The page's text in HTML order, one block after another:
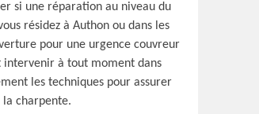
si une réparation au niveau du
résidez à Authon ou dans les
pour une urgence couvreur
à tout moment dans
les techniques pour assurer
la charpente.